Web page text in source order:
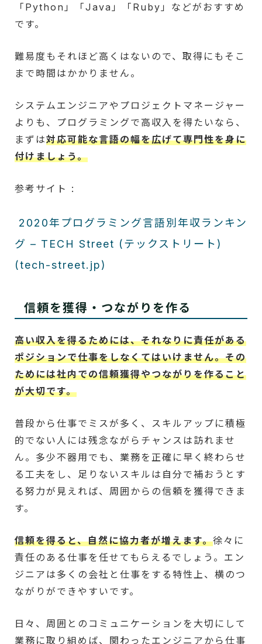
「Python」「Java」「Ruby」などがおすすめ
です。
難易度もそれほど高くはないので、取得にもそこ
まで時間はかかりません。
システムエンジニアやプロジェクトマネージャー
よりも、プログラミングで高収入を得たいなら、
まずは対応可能な言語の幅を広げて専門性を身に
付けましょう。
参考サイト :
2020年プログラミング言語別年収ランキン
グ – TECH Street (テックストリート)
(tech-street.jp)
信頼を獲得・つながりを作る
高い収入を得るためには、それなりに責任がある
ポジションで仕事をしなくてはいけません。その
ためには社内での信頼獲得やつながりを作ること
が大切です。
普段から仕事でミスが多く、スキルアップに積極
的でない人には残念ながらチャンスは訪れませ
ん。多少不器用でも、業務を正確に早く終わらせ
る工夫をし、足りないスキルは自分で補おうとす
る努力が見えれば、周囲からの信頼を獲得できま
す。
信頼を得ると、自然に協力者が増えます。徐々に
責任のある仕事を任せてもらえるでしょう。エン
ジニアは多くの会社と仕事をする特性上、横のつ
ながりができやすいです。
日々、周囲とのコミュニケーションを大切にして
業務に取り組めば、関わったエンジニアから仕事